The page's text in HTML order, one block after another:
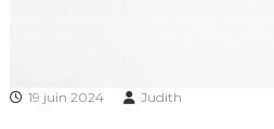
19 juin 2024 Judith